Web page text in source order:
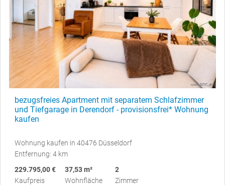
bezugsfreies Apartment mit separatem Schlafzimmer
und Tiefgarage in Derendorf - provisionsfrei* Wohnung
kaufen
Wohnung kaufen in 40476 Düsseldorf
Entfernung: 4 km
229.795,00 €
Kaufpreis
37,53 m²
Wohnfläche
2
Zimmer